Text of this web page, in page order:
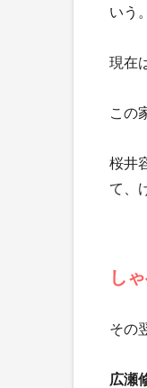
いう。
現在
この
桜井
て、
し
その
広瀬